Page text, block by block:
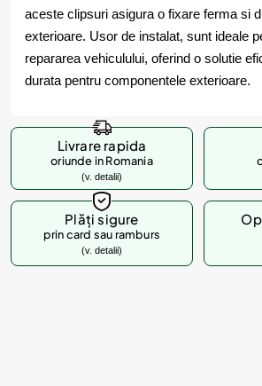
aceste clipsuri asigura o fixare ferma si
exterioare. Usor de instalat, sunt ideale
repararea vehiculului, oferind o solutie
durata pentru componentele exterioare.
Livrare rapida
oriunde in Romania
(v. detalii)
Plăți sigure
prin card sau ramburs
(v. detalii)